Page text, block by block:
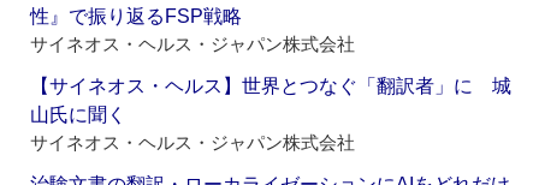
性』で振り返るFSP戦略
サイネオス・ヘルス・ジャパン株式会社
【サイネオス・ヘルス】世界とつなぐ「翻訳者」に 城
山氏に聞く
サイネオス・ヘルス・ジャパン株式会社